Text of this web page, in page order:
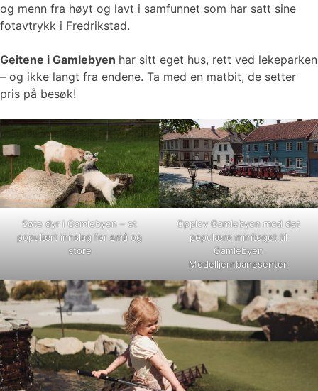
og menn fra høyt og lavt i samfunnet som har satt sine
fotavtrykk i Fredrikstad.
Geitene i Gamlebyen har sitt eget hus, rett ved lekeparken
– og ikke langt fra endene. Ta med en matbit, de setter
pris på besøk!
Søte dyr i Gamlebyen – et
populært innslag for små og
store
Opplev Gamlebyen med det
populære minitoget til
Gamlebyen
Modelljernbanesenter.